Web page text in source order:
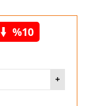
%10